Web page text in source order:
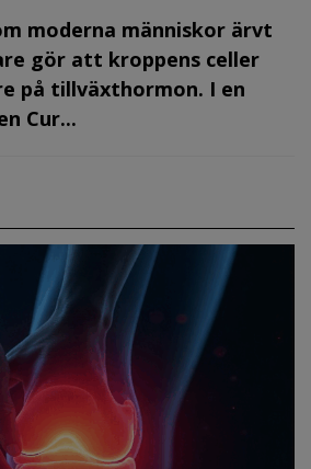
moderna människor ärvt
gör att kroppens celler
på tillväxthormon. I en
Cur...